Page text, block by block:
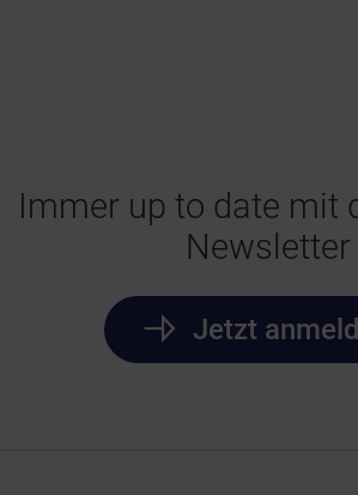
Immer up to date mit
Newsletter
Jetzt